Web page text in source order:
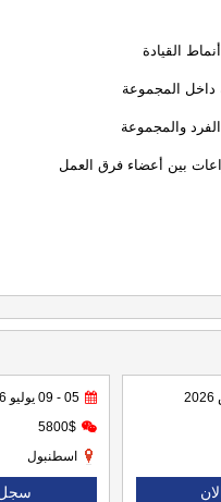
القيادة
داخل المجموعة
والمجموعة
بين أعضاء فرق العمل
05 - 09 يوليو 2026
5800$
اسطنبول
سجل